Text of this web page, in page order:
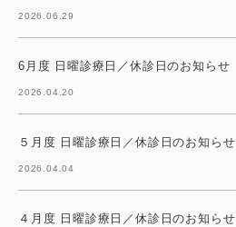
2026.06.29
6月度 日曜診療日／休診日のお知らせ
2026.04.20
５月度 日曜診療日／休診日のお知らせ
2026.04.04
４月度 日曜診療日／休診日のお知らせ